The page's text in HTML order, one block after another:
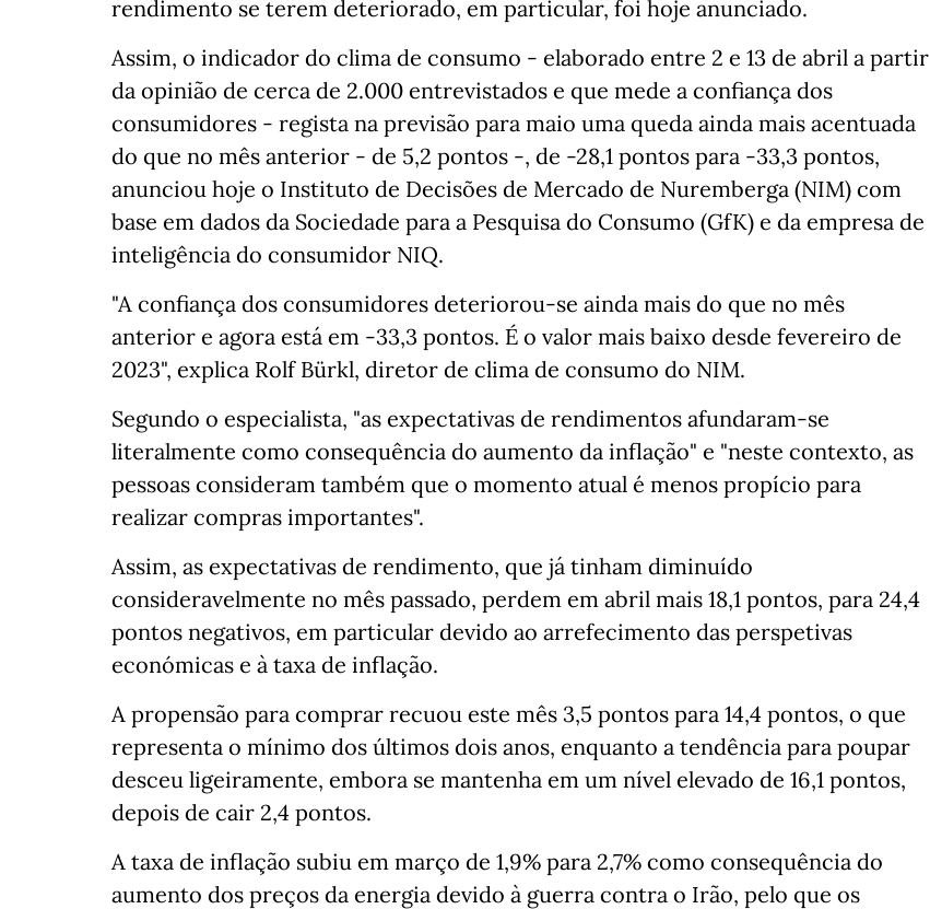
rendimento se terem deteriorado, em particular, foi hoje anunciado.
Assim, o indicador do clima de consumo - elaborado entre 2 e 13 de abril a partir
da opinião de cerca de 2.000 entrevistados e que mede a confiança dos
consumidores - regista na previsão para maio uma queda ainda mais acentuada
do que no mês anterior - de 5,2 pontos -, de -28,1 pontos para -33,3 pontos,
anunciou hoje o Instituto de Decisões de Mercado de Nuremberga (NIM) com
base em dados da Sociedade para a Pesquisa do Consumo (GfK) e da empresa de
inteligência do consumidor NIQ.
"A confiança dos consumidores deteriorou-se ainda mais do que no mês
anterior e agora está em -33,3 pontos. É o valor mais baixo desde fevereiro de
2023", explica Rolf Bürkl, diretor de clima de consumo do NIM.
Segundo o especialista, "as expectativas de rendimentos afundaram-se
literalmente como consequência do aumento da inflação" e "neste contexto, as
pessoas consideram também que o momento atual é menos propício para
realizar compras importantes".
Assim, as expectativas de rendimento, que já tinham diminuído
consideravelmente no mês passado, perdem em abril mais 18,1 pontos, para 24,4
pontos negativos, em particular devido ao arrefecimento das perspetivas
económicas e à taxa de inflação.
A propensão para comprar recuou este mês 3,5 pontos para 14,4 pontos, o que
representa o mínimo dos últimos dois anos, enquanto a tendência para poupar
desceu ligeiramente, embora se mantenha em um nível elevado de 16,1 pontos,
depois de cair 2,4 pontos.
A taxa de inflação subiu em março de 1,9% para 2,7% como consequência do
aumento dos preços da energia devido à guerra contra o Irão, pelo que os